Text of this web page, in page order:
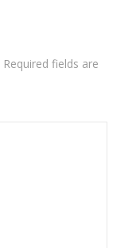
Required fields are